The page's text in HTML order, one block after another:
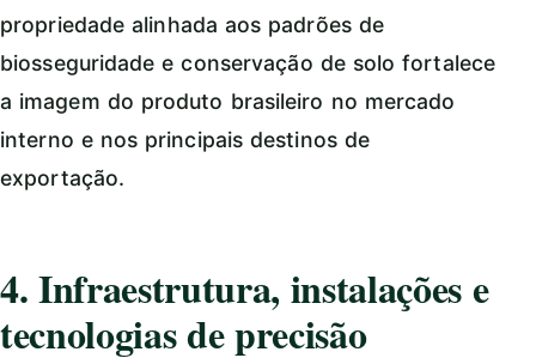
propriedade alinhada aos padrões de
biosseguridade e conservação de solo fortalece
a imagem do produto brasileiro no mercado
interno e nos principais destinos de
exportação.
4. Infraestrutura, instalações e
tecnologias de precisão